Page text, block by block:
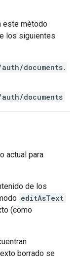
este método
los siguientes
documents.
documents
actual para
de los
editAsText
(como
borrado se